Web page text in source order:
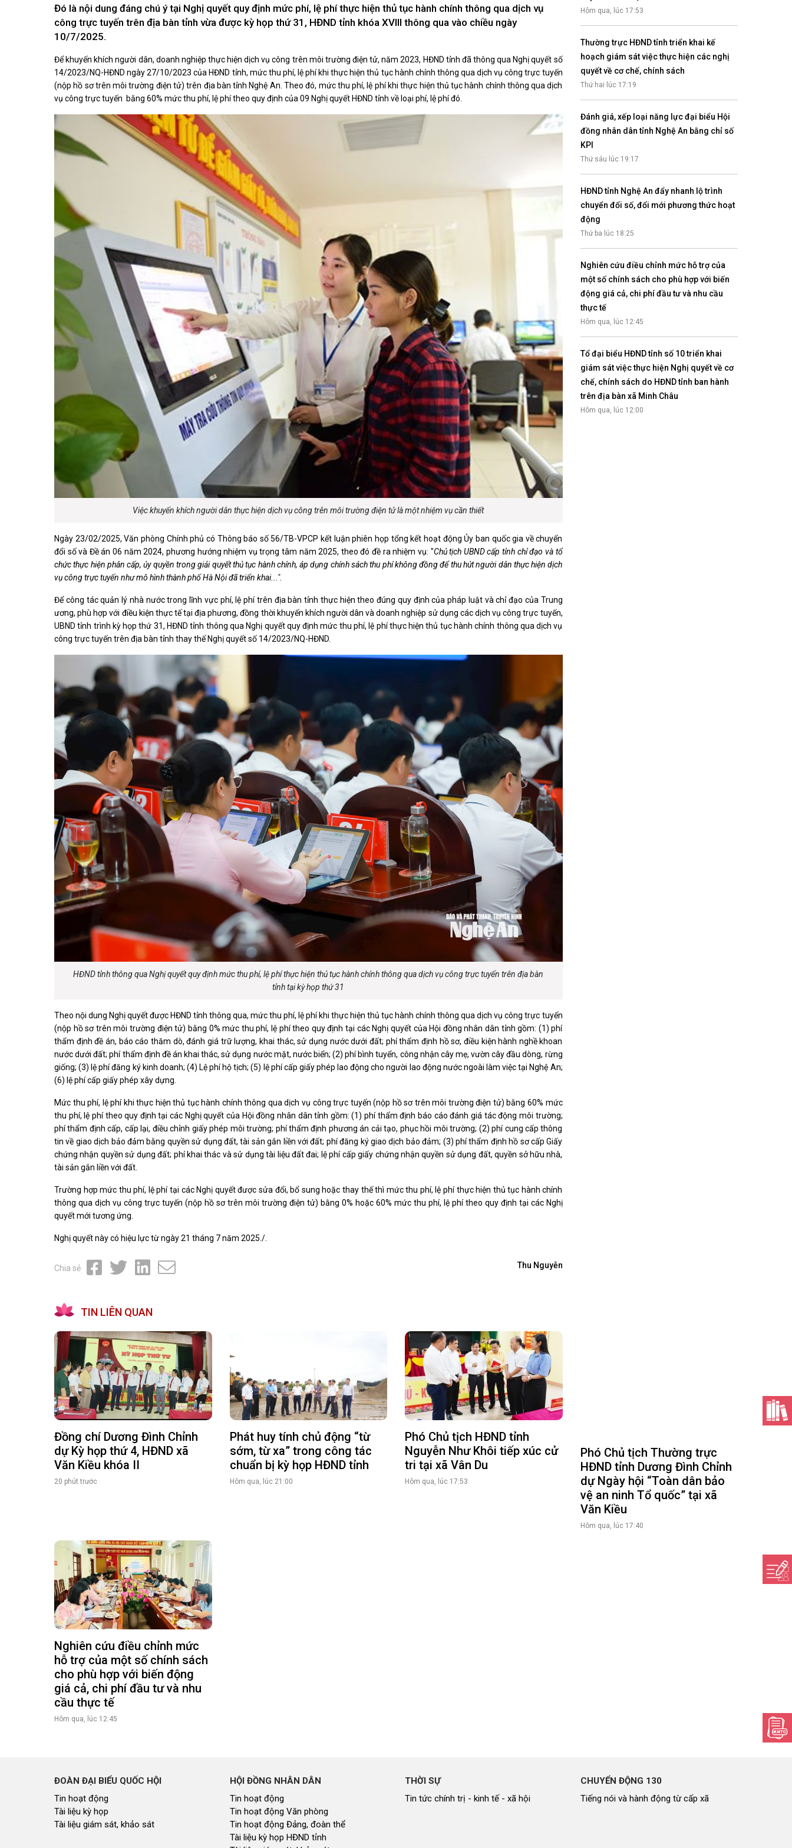
Kiến nghị của cử tri với Đoàn ĐBQH tỉnh
Kiến nghị của cử tri với HĐND tỉnh
Thông báo chuyển đơn
Văn bản tổng hợp trả lời KNCT
Chủ trương, chính sách mới
Góp ý xây dựng Chính Sách, Pháp Luật
Xây dựng nông thôn mới
Nhịp cầu đầu tư
NGHIÊN CỨU - TRAO ĐỔI
Nghiên cứu - trao đổi
NON NƯỚC, CON NGƯỜI XỨ NGHỆ
Miền di sản xứ Nghệ
giải pháp phát triển
Ảnh đẹp xứ Nghệ
NHÌN RA TỈNH BẠN, XÃ BẠN
Nhìn ra tỉnh bạn, xã bạn
VĂN HỌC - NGHỆ THUẬT
CUỘC SỐNG THƯỜNG NGÀY
Cuộc sống thường ngày
QUẢNG BÁ THƯƠNG HIỆU
Quảng bá thương hiệu
Cổng thông tin điện tử tỉnh Nghệ An
Cơ sở dữ liệu quốc gia về văn bản pháp
luật
Báo Đại biểu nhân dân
Đó là nội dung đáng chú ý tại Nghị quyết quy định mức phí, lệ phí thực hiện thủ tục hành chính thông qua dịch vụ
công trực tuyến trên địa bàn tỉnh vừa được kỳ họp thứ 31, HĐND tỉnh khóa XVIII thông qua vào chiều ngày
10/7/2025.
Để khuyến khích người dân, doanh nghiệp thực hiện dịch vụ công trên môi trường điện tử, năm 2023, HĐND tỉnh đã thông qua Nghị quyết số
14/2023/NQ-HĐND ngày 27/10/2023 của HĐND tỉnh, mức thu phí, lệ phí khi thực hiện thủ tục hành chính thông qua dịch vụ công trực tuyến
(nộp hồ sơ trên môi trường điện tử) trên địa bàn tỉnh Nghệ An. Theo đó, mức thu phí, lệ phí khi thực hiện thủ tục hành chính thông qua dịch
vụ công trực tuyến bằng 60% mức thu phí, lệ phí theo quy định của 09 Nghị quyết HĐND tỉnh về loại phí, lệ phí đó.
Việc khuyến khích người dân thực hiện dịch vụ công trên môi trường điện tử là một nhiệm vụ cần thiết
Ngày 23/02/2025, Văn phòng Chính phủ có Thông báo số 56/TB-VPCP kết luận phiên họp tổng kết hoạt động Ủy ban quốc gia về chuyển
đổi số và Đề án 06 năm 2024, phương hướng nhiệm vụ trọng tâm năm 2025, theo đó đề ra nhiệm vụ: "Chủ tịch UBND cấp tỉnh chỉ đạo và tổ
chức thực hiện phân cấp, ủy quyền trong giải quyết thủ tục hành chính, áp dụng chính sách thu phí không đồng để thu hút người dân thực hiện dịch
vụ công trực tuyến như mô hình thành phố Hà Nội đã triển khai...".
Để công tác quản lý nhà nước trong lĩnh vực phí, lệ phí trên địa bàn tỉnh thực hiện theo đúng quy định của pháp luật và chỉ đạo của Trung
ương, phù hợp với điều kiện thực tế tại địa phương, đồng thời khuyến khích người dân và doanh nghiệp sử dụng các dịch vụ công trực tuyến,
UBND tỉnh trình kỳ họp thứ 31, HĐND tỉnh thông qua Nghị quyết quy định mức thu phí, lệ phí thực hiện thủ tục hành chính thông qua dịch vụ
công trực tuyến trên địa bàn tỉnh thay thế Nghị quyết số 14/2023/NQ-HĐND.
HĐND tỉnh thông qua Nghị quyết quy định mức thu phí, lệ phí thực hiện thủ tục hành chính thông qua dịch vụ công trực tuyến trên địa bàn
tỉnh tại kỳ họp thứ 31
Theo nội dung Nghị quyết được HĐND tỉnh thông qua, mức thu phí, lệ phí khi thực hiện thủ tục hành chính thông qua dịch vụ công trực tuyến
(nộp hồ sơ trên môi trường điện tử) bằng 0% mức thu phí, lệ phí theo quy định tại các Nghị quyết của Hội đồng nhân dân tỉnh gồm: (1) phí
thẩm định đề án, báo cáo thăm dò, đánh giá trữ lượng, khai thác, sử dụng nước dưới đất; phí thẩm định hồ sơ, điều kiện hành nghề khoan
nước dưới đất; phí thẩm định đề án khai thác, sử dụng nước mặt, nước biển; (2) phí bình tuyển, công nhận cây mẹ, vườn cây đầu dòng, rừng
giống; (3) lệ phí đăng ký kinh doanh; (4) Lệ phí hộ tịch; (5) lệ phí cấp giấy phép lao động cho người lao động nước ngoài làm việc tại Nghệ An;
(6) lệ phí cấp giấy phép xây dựng.
Mức thu phí, lệ phí khi thực hiện thủ tục hành chính thông qua dịch vụ công trực tuyến (nộp hồ sơ trên môi trường điện tử) bằng 60% mức
thu phí, lệ phí theo quy định tại các Nghị quyết của Hội đồng nhân dân tỉnh gồm: (1) phí thẩm định báo cáo đánh giá tác động môi trường;
phí thẩm định cấp, cấp lại, điều chỉnh giấy phép môi trường; phí thẩm định phương án cải tạo, phục hồi môi trường; (2) phí cung cấp thông
tin về giao dịch bảo đảm bằng quyền sử dụng đất, tài sản gắn liền với đất; phí đăng ký giao dịch bảo đảm; (3) phí thẩm định hồ sơ cấp Giấy
chứng nhận quyền sử dụng đất; phí khai thác và sử dụng tài liệu đất đai; lệ phí cấp giấy chứng nhận quyền sử dụng đất, quyền sở hữu nhà,
tài sản gắn liền với đất.
Trường hợp mức thu phí, lệ phí tại các Nghị quyết được sửa đổi, bổ sung hoặc thay thế thì mức thu phí, lệ phí thực hiện thủ tục hành chính
thông qua dịch vụ công trực tuyến (nộp hồ sơ trên môi trường điện tử) bằng 0% hoặc 60% mức thu phí, lệ phí theo quy định tại các Nghị
quyết mới tương ứng.
Nghị quyết này có hiệu lực từ ngày 21 tháng 7 năm 2025./.
Chia sẻ Thu Nguyễn
Hôm qua, lúc 17:53
Thường trực HĐND tỉnh triển khai kế
hoạch giám sát việc thực hiện các nghị
quyết về cơ chế, chính sách
Thứ hai lúc 17:19
Đánh giá, xếp loại năng lực đại biểu Hội
đồng nhân dân tỉnh Nghệ An bằng chỉ số
KPI
Thứ sáu lúc 19:17
HĐND tỉnh Nghệ An đẩy nhanh lộ trình
chuyển đổi số, đổi mới phương thức hoạt
động
Thứ ba lúc 18:25
Nghiên cứu điều chỉnh mức hỗ trợ của
một số chính sách cho phù hợp với biến
động giá cả, chi phí đầu tư và nhu cầu
thực tế
Hôm qua, lúc 12:45
Tổ đại biểu HĐND tỉnh số 10 triển khai
giám sát việc thực hiện Nghị quyết về cơ
chế, chính sách do HĐND tỉnh ban hành
trên địa bàn xã Minh Châu
Hôm qua, lúc 12:00
TIN LIÊN QUAN
Đồng chí Dương Đình Chỉnh
dự Kỳ họp thứ 4, HĐND xã
Văn Kiều khóa II
20 phút trước
Phát huy tính chủ động “từ
sớm, từ xa” trong công tác
chuẩn bị kỳ họp HĐND tỉnh
Hôm qua, lúc 21:00
Phó Chủ tịch HĐND tỉnh
Nguyễn Như Khôi tiếp xúc cử
tri tại xã Vân Du
Hôm qua, lúc 17:53
Phó Chủ tịch Thường trực
HĐND tỉnh Dương Đình Chỉnh
dự Ngày hội “Toàn dân bảo
vệ an ninh Tổ quốc” tại xã
Văn Kiều
Hôm qua, lúc 17:40
Nghiên cứu điều chỉnh mức
hỗ trợ của một số chính sách
cho phù hợp với biến động
giá cả, chi phí đầu tư và nhu
cầu thực tế
Hôm qua, lúc 12:45
ĐOÀN ĐẠI BIỂU QUỐC HỘI
Tin hoạt động
Tài liệu kỳ họp
Tài liệu giám sát, khảo sát
HỘI ĐỒNG NHÂN DÂN
Tin hoạt động
Tin hoạt động Văn phòng
Tin hoạt động Đảng, đoàn thể
Tài liệu kỳ họp HĐND tỉnh
THỜI SỰ
Tin tức chính trị - kinh tế - xã hội
CHUYỂN ĐỘNG 130
Tiếng nói và hành động từ cấp xã